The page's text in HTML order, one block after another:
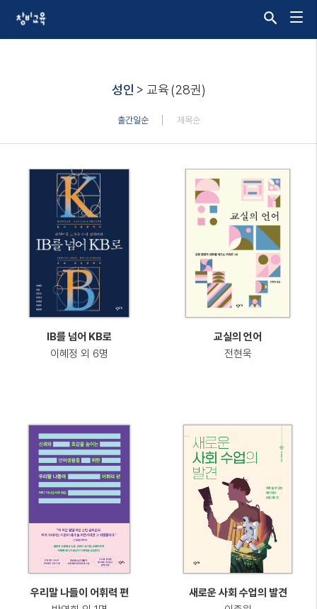
성인 > 교육(28권)
출간일순 제목순
IB를 넘어 KB로
이혜정 외 6명
교실의 언어
전현욱
우리말 나들이 어휘력 편
새로운 사회 수업의 발견